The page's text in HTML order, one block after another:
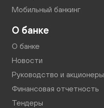
Мобильный банкинг
О банке
О банке
Новости
Руководство и акционеры
Финансовая отчетность
Тендеры